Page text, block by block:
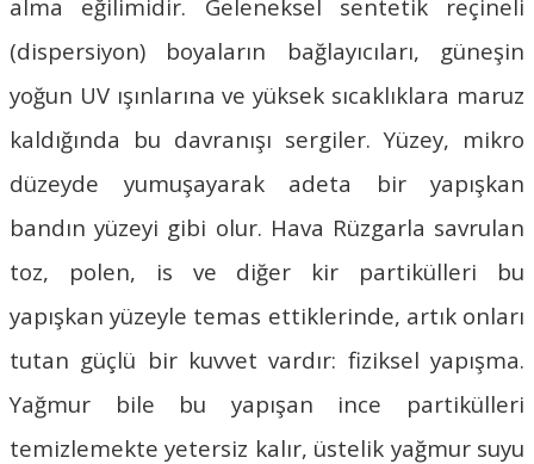
alma eğilimidir. Geleneksel sentetik reçineli
(dispersiyon) boyaların bağlayıcıları, güneşin
yoğun UV ışınlarına ve yüksek sıcaklıklara maruz
kaldığında bu davranışı sergiler. Yüzey, mikro
düzeyde yumuşayarak adeta bir yapışkan
bandın yüzeyi gibi olur. Hava Rüzgarla savrulan
toz, polen, is ve diğer kir partikülleri bu
yapışkan yüzeyle temas ettiklerinde, artık onları
tutan güçlü bir kuvvet vardır: fiziksel yapışma.
Yağmur bile bu yapışan ince partikülleri
temizlemekte yetersiz kalır, üstelik yağmur suyu